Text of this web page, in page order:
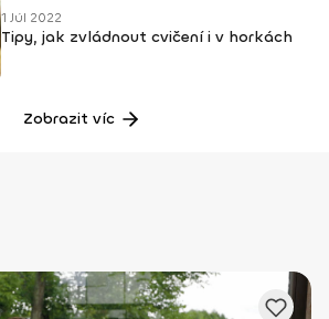
1 Júl 2022
Tipy, jak zvládnout cvičení i v horkách
Zobrazit víc